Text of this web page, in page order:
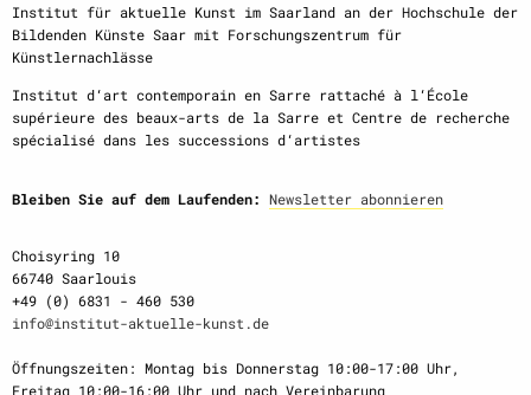
Institut für aktuelle Kunst im Saarland an der Hochschule der
Bildenden Künste Saar mit Forschungszentrum für
Künstlernachlässe
Institut d‘art contemporain en Sarre rattaché à l‘École
supérieure des beaux-arts de la Sarre et Centre de recherche
spécialisé dans les successions d‘artistes
Bleiben Sie auf dem Laufenden: Newsletter abonnieren
Choisyring 10
66740 Saarlouis
+49 (0) 6831 - 460 530
info@institut-aktuelle-kunst.de
Öffnungszeiten: Montag bis Donnerstag 10:00-17:00 Uhr,
Freitag 10:00-16:00 Uhr und nach Vereinbarung